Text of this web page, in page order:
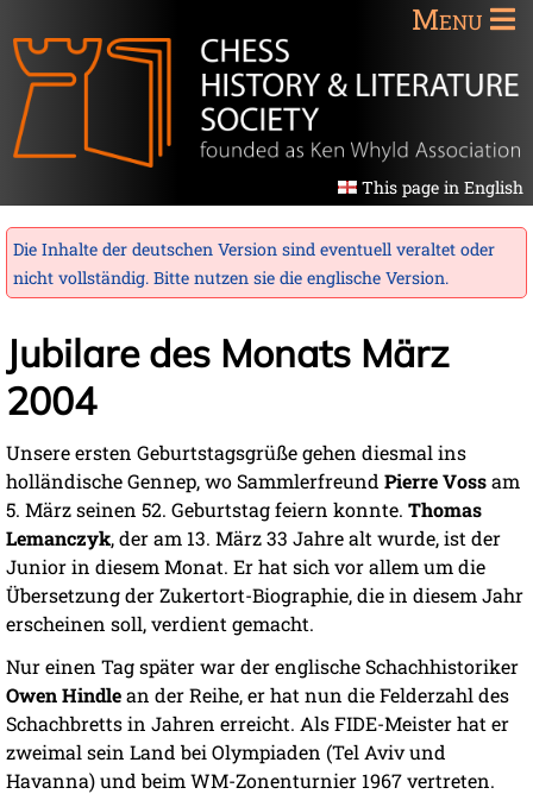
Menu
This page in English
Die Inhalte der deutschen Version sind eventuell veraltet oder
nicht vollständig. Bitte nutzen sie die englische Version.
Jubilare des Monats März
2004
Unsere ersten Geburtstagsgrüße gehen diesmal ins
holländische Gennep, wo Sammlerfreund Pierre Vossam
5. März seinen 52. Geburtstag feiern konnte. Thomas
Lemanczyk, der am 13. März 33 Jahre alt wurde, ist der
Junior in diesem Monat. Er hat sich vor allem um die
Übersetzung der Zukertort-Biographie, die in diesem Jahr
erscheinen soll, verdient gemacht.
Nur einen Tag später war der englische Schachhistoriker
Owen Hindlean der Reihe, er hat nun die Felderzahl des
Schachbretts in Jahren erreicht. Als FIDE-Meister hat er
zweimal sein Land bei Olympiaden (Tel Aviv und
Havanna) und beim WM-Zonenturnier 1967 vertreten.